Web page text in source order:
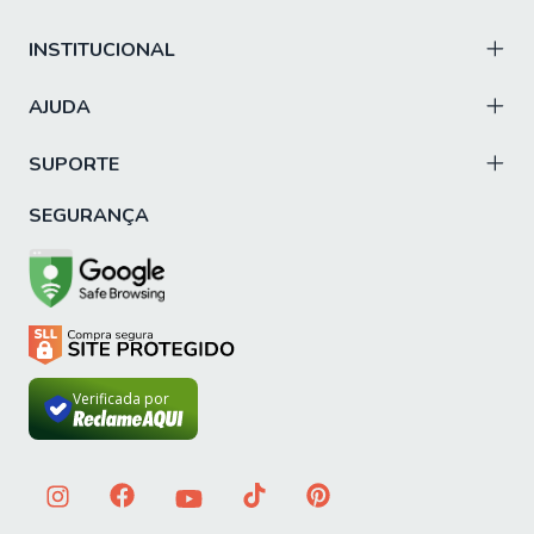
DOBRADIÇAS: Slow Motion
PISTÃO A GÁS: Sim
GAVETAS: 5
PUXADORES: Cava
MATERIAL DO TAMPO: MDF
ESPESSURA DO TAMPO: 30 mm
PÉS: 13 (reguláveis)
INSTITUCIONAL
AJUDA
SUPORTE
SEGURANÇA
Verificada por